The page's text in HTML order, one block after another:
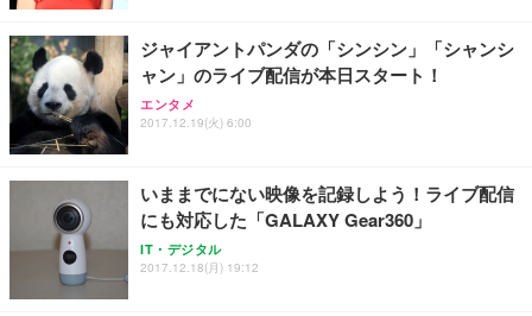
ジャイアントパンダの「シンシン」「シャンシ
ャン」のライブ配信が本日スタート！
エンタメ
2017.12.19(火) 6:00
いままでにない映像を記録しよう！ライブ配信
にも対応した「GALAXY Gear360」
IT・デジタル
2017.12.18(月) 19:12